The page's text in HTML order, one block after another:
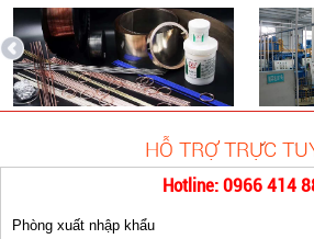
Que hàn TIG Inox
HỖ TRỢ TRỰC
Hotline: 0966 414
Phòng xuất nhập khẩu